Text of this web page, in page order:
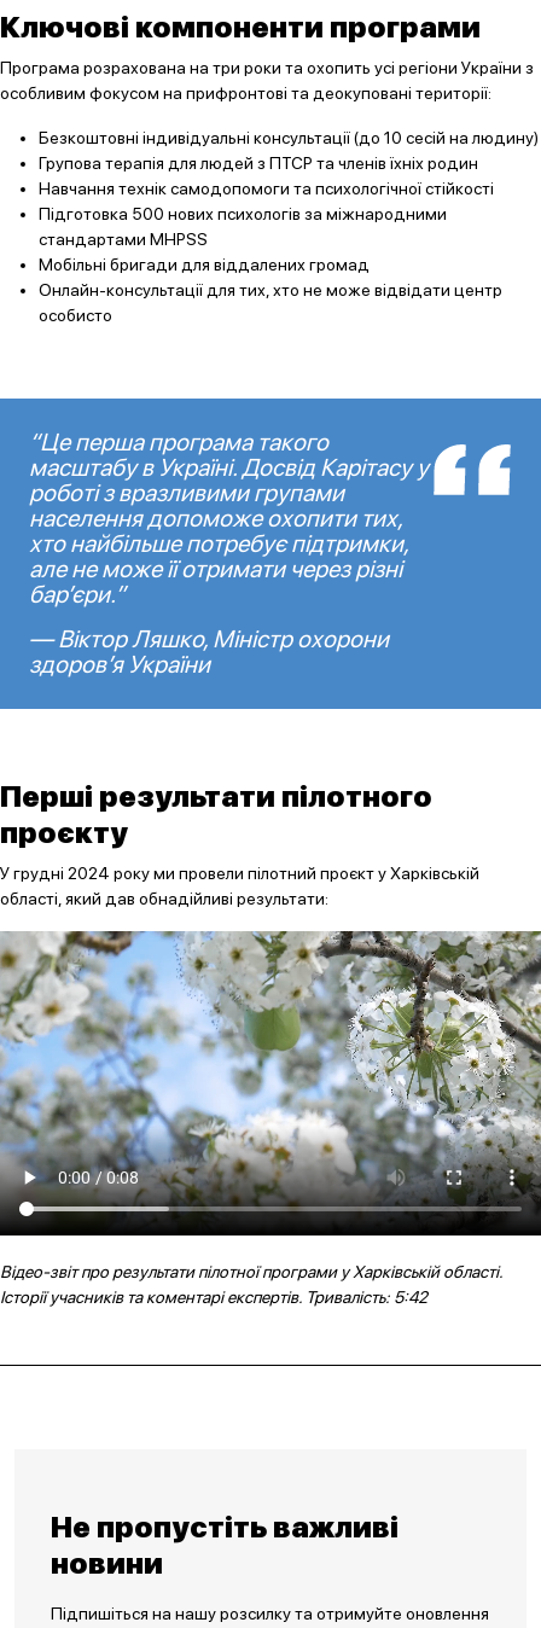
Ключові компоненти програми
Програма розрахована на три роки та охопить усі регіони України з
особливим фокусом на прифронтові та деокуповані території:
Безкоштовні індивідуальні консультації (до 10 сесій на людину)
Групова терапія для людей з ПТСР та членів їхніх родин
Навчання технік самодопомоги та психологічної стійкості
Підготовка 500 нових психологів за міжнародними
стандартами MHPSS
Мобільні бригади для віддалених громад
Онлайн-консультації для тих, хто не може відвідати центр
особисто
“Це перша програма такого
масштабу в Україні. Досвід Карітасу у
роботі з вразливими групами
населення допоможе охопити тих,
хто найбільше потребує підтримки,
але не може її отримати через різні
бар’єри.”
— Віктор Ляшко, Міністр охорони
здоров’я України
Перші результати пілотного
проєкту
У грудні 2024 року ми провели пілотний проєкт у Харківській
області, який дав обнадійливі результати:
Відео-звіт про результати пілотної програми у Харківській області.
Історії учасників та коментарі експертів. Тривалість: 5:42
Не пропустіть важливі
новини
Підпишіться на нашу розсилку та отримуйте оновлення